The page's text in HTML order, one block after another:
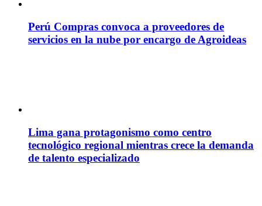
Perú Compras convoca a proveedores de
servicios en la nube por encargo de Agroideas
Lima gana protagonismo como centro
tecnológico regional mientras crece la demanda
de talento especializado